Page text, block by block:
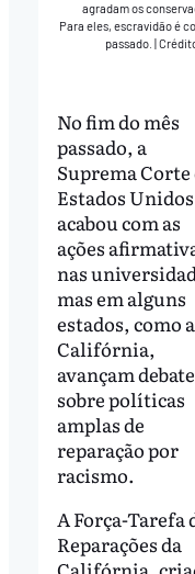
agradam os
Para eles, escravidão é
passado.
No fim do mês
passado, a
Suprema Corte
Estados Unidos
acabou com as
ações
nas
mas em alguns
estados, como a
Califórnia,
avançam
sobre políticas
amplas de
reparação por
racismo.
A Força-Tarefa
Reparações da